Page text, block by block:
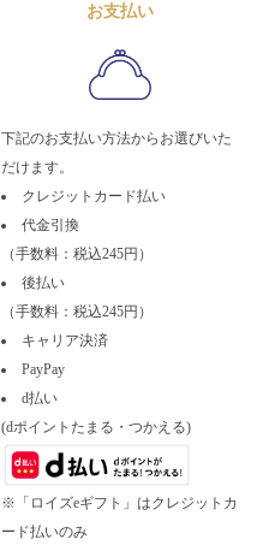
お支払い
下記のお支払い方法からお選びいた
だけます。
クレジットカード払い
代金引換
（手数料：税込245円）
後払い
（手数料：税込245円）
キャリア決済
PayPay
d払い
(dポイントたまる・つかえる)
※「ロイズeギフト」はクレジットカ
ード払いのみ